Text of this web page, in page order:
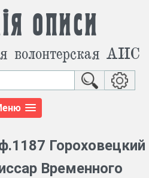
описи
волонтерская АИС
Гороховецкий
Временного